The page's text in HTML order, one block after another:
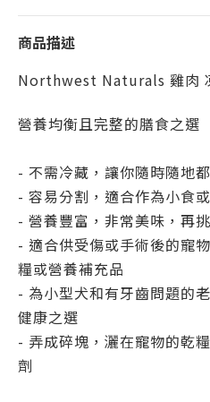
商品描述
Northwest Naturals 雞肉
營養均衡且完整的膳食之選
- 不需冷藏，讓你隨時隨地
- 容易分割，適合作為小食
- 營養豐富，非常美味，再
- 適合供受傷或手術後的寵
糧或營養補充品
- 為小型犬和有牙齒問題的
健康之選
- 弄成碎塊，灑在寵物的乾
劑